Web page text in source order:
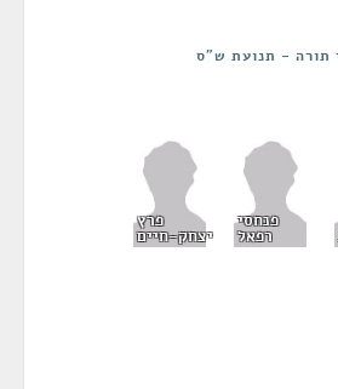
תורה - תנועת ש"ס
פנחסי
רפאל
פרץ
יצחק-חיים